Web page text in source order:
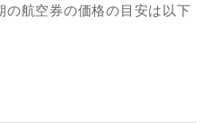
航空券の価格の目安は以下